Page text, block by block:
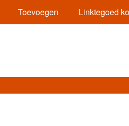
Toevoegen Linktegoed